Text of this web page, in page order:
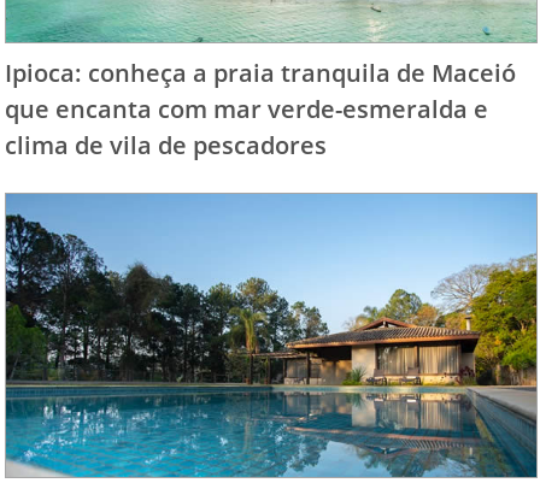
Ipioca: conheça a praia tranquila de Maceió
que encanta com mar verde-esmeralda e
clima de vila de pescadores